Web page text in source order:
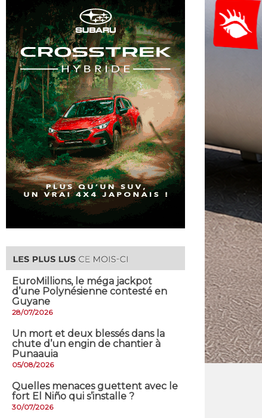
EuroMillions, ​le méga jackpot
d’une Polynésienne contesté en
Guyane
28/07/2026
​Un mort et deux blessés dans la
chute d’un engin de chantier à
Punaauia
05/08/2026
Quelles menaces guettent avec le
fort El Niño qui s’installe ?
30/07/2026